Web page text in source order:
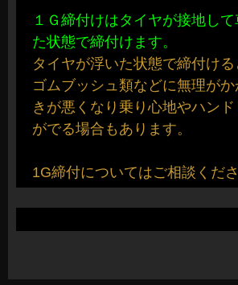
１Ｇ締付けはタイヤが接地し
た状態で締付けます。
タイヤが浮いた状態で締付け
ゴムブッシュ類などに無理が
きが悪くなり乗り心地やハン
がでる場合もあります。
1G締付についてはご相談くださ